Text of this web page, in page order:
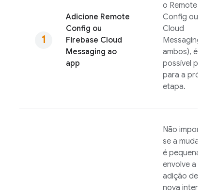
Adicione Remote
Config ou
Firebase Cloud
Messaging ao
app
o Remote
Config ou o
Cloud
Messaging
ambos), é
possível pular
para a próxima
etapa.
Não importa
se a mudança
é pequena ou
envolve a
adição de uma
nova interface